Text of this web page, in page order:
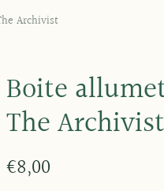
Archivist
Boite
The Archivist
€8,00